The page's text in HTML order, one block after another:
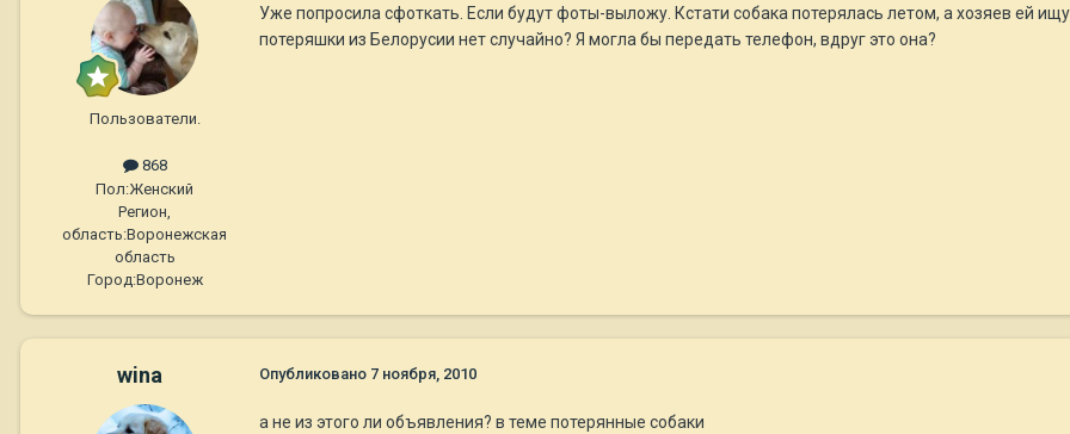
Пользователи.
868
Пол:Женский
Регион,
область:Воронежская
область
Город:Воронеж
Уже попросила сфоткать. Если будут фоты-выложу. Кстати собака потерялась летом, а хозяев ей
потеряшки из Белорусии нет случайно? Я могла бы передать телефон, вдруг это она?
wina Опубликовано 7 ноября, 2010
а не из этого ли объявления? в теме потерянные собаки